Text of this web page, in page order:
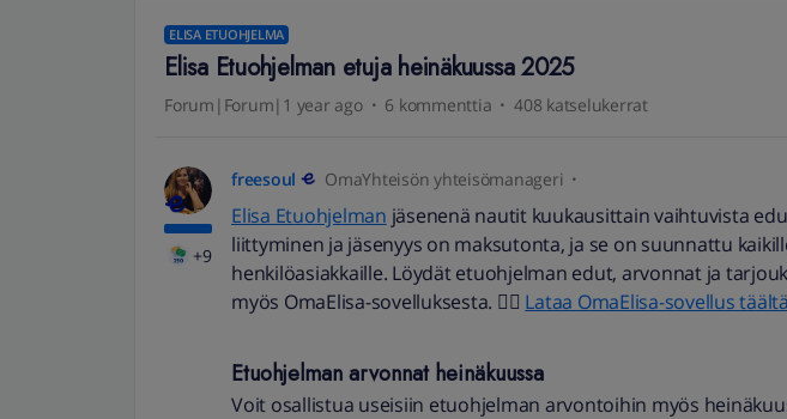
ELISA ETUOHJELMA
Elisa Etuohjelman etuja heinäkuussa 2025
Forum|Forum|1 year ago 6 kommenttia 408 katselukerrat
+9
freesoul OmaYhteisön yhteisömanageri
Elisa Etuohjelman jäsenenä nautit kuukausittain vaihtuvista
liittyminen ja jäsenyys on maksutonta, ja se on suunnattu
henkilöasiakkaille. Löydät etuohjelman edut, arvonnat ja
myös OmaElisa-sovelluksesta. 👉🏻 Lataa OmaElisa-sovellus täältä
Etuohjelman arvonnat heinäkuussa
Voit osallistua useisiin etuohjelman arvontoihin myös